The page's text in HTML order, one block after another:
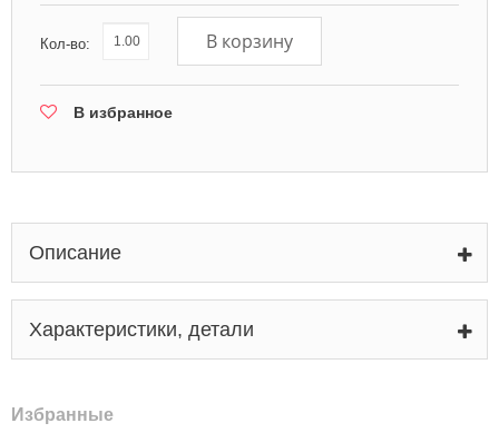
Кол-во: В корзину
В избранное
Описание
Характеристики, детали
Избранные